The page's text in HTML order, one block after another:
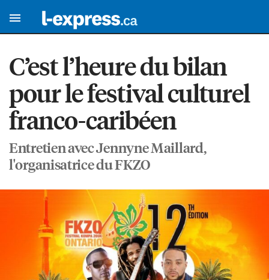
C’est l’heure du bilan
pour le festival culturel
franco-caribéen
Entretien avec Jennyne Maillard,
l'organisatrice du FKZO